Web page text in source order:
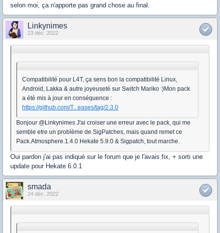
selon moi, ça n'apporte pas grand chose au final.
Linkynimes
23 déc. 2022
Compatibilité pour L4T, ça sens bon la compatibilité Linux,
Android, Lakka & autre joyeuseté sur Switch Mariko :)Mon pack
a été mis à jour en conséquence :
https://github.com/T...eases/tag/2.3.0
Bonjour @Linkynimes J'ai croiser une erreur avec le pack, qui me
semble etre un problème de SigPatches, mais quand remet ce
Pack.Atmosphere.1.4.0 Hekate 5.9.0 & Sigpatch, tout marche.
Oui pardon j'ai pas indiqué sur le forum que je l'avais fix, + sorti une
update pour Hekate 6.0.1
smada
24 déc. 2022